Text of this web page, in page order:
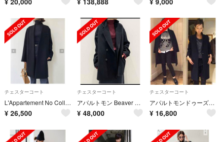
チェスターコート
L'Appartement No Collar Chester Coat
¥ 26,500
チェスターコート
アパルトモン Beaver Short Coat ビーバーショートコート
¥ 48,000
チェスターコート
アパルトモンドゥーズィエムクラス Lisiere メルトンチェスターコート
¥ 16,800